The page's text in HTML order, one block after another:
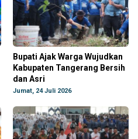
Bupati Ajak Warga Wujudkan
Kabupaten Tangerang Bersih
dan Asri
Jumat, 24 Juli 2026